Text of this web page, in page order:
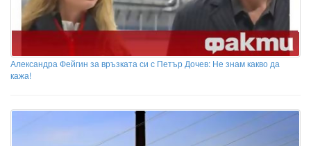
Александра Фейгин за връзката си с Петър Дочев: Не знам какво да
кажа!